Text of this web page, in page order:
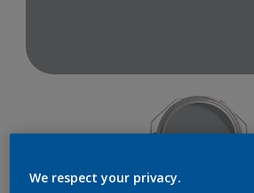
We respect your privacy.